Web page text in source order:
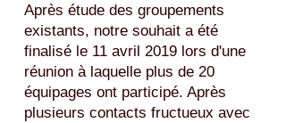
Après étude des groupements
existants, notre souhait a été
finalisé le 11 avril 2019 lors d'une
réunion à laquelle plus de 20
équipages ont participé. Après
plusieurs contacts fructueux avec